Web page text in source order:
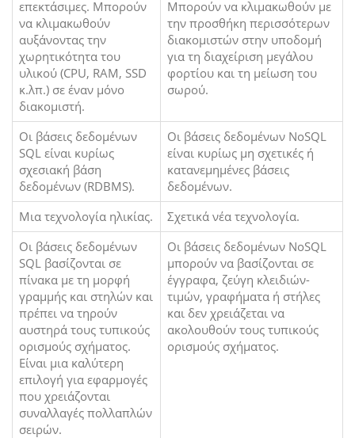
επεκτάσιμες. Μπορούν
να κλιμακωθούν
αυξάνοντας την
χωρητικότητα του
υλικού (CPU, RAM, SSD
κ.λπ.) σε έναν μόνο
διακομιστή.
Μπορούν να κλιμακωθούν με
την προσθήκη περισσότερων
διακομιστών στην υποδομή
για τη διαχείριση μεγάλου
φορτίου και τη μείωση του
σωρού.
Οι βάσεις δεδομένων
SQL είναι κυρίως
σχεσιακή βάση
δεδομένων (RDBMS).
Οι βάσεις δεδομένων NoSQL
είναι κυρίως μη σχετικές ή
κατανεμημένες βάσεις
δεδομένων.
Μια τεχνολογία ηλικίας.
Σχετικά νέα τεχνολογία.
Οι βάσεις δεδομένων
SQL βασίζονται σε
πίνακα με τη μορφή
γραμμής και στηλών και
πρέπει να τηρούν
αυστηρά τους τυπικούς
ορισμούς σχήματος.
Είναι μια καλύτερη
επιλογή για εφαρμογές
που χρειάζονται
συναλλαγές πολλαπλών
σειρών.
Οι βάσεις δεδομένων NoSQL
μπορούν να βασίζονται σε
έγγραφα, ζεύγη κλειδιών-
τιμών, γραφήματα ή στήλες
και δεν χρειάζεται να
ακολουθούν τους τυπικούς
ορισμούς σχήματος.